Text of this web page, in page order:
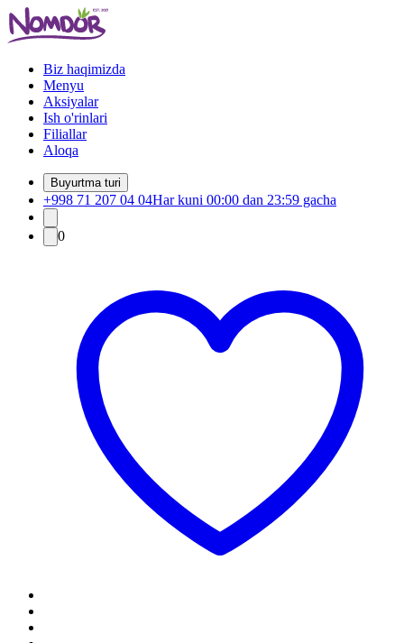
Biz haqimizda
Menyu
Aksiyalar
Ish o'rinlari
Filiallar
Aloqa
Buyurtma turi
+998 71 207 04 04Har kuni 00:00 dan 23:59 gacha
0